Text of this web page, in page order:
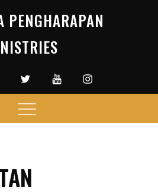
PENGHARAPAN
TwitterYoutubeInstagram
Menu